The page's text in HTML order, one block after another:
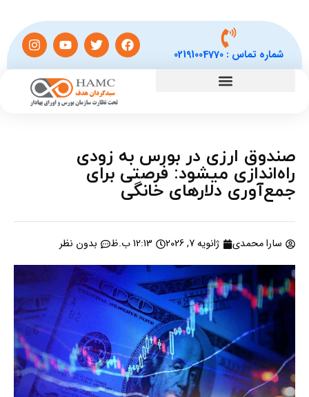
شماره تماس :02191004770
صندوق‌ ارزی در بورس به زودی
راه‌اندازی میشود: فرصتی برای
جمع‌آوری دلارهای خانگی
سارا محمدی ژانویه 7, 2026 12:13 ب.ظ بدون نظر